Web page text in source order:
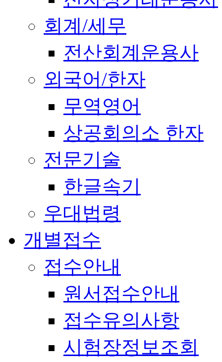
회계/세무
전산회계운용사
외국어/한자
무역영어
상공회의소 한자
전문기술
한글속기
우대법령
개별접수
접수안내
원서접수안내
접수유의사항
시험장정보조회